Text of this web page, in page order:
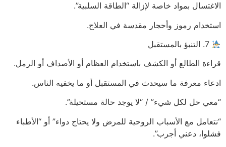
الاغتسال بمواد خاصة لإزالة “الطاقة السلبية”.
استخدام رموز وأحجار مقدسة في العلاج.
7. التنبؤ بالمستقبل
قراءة الطالع أو الكشف باستخدام العظام أو الأصداف أو الرمل.
ادعاء معرفة ما سيحدث في المستقبل أو ما يخفيه الناس.
“معي حل لكل شيء” / “لا يوجد حالة مستحيلة”.
“نتعامل مع الأسباب الروحية للمرض ولا يحتاج دواء” أو “الأطباء
فشلوا، دعني أجرب”.